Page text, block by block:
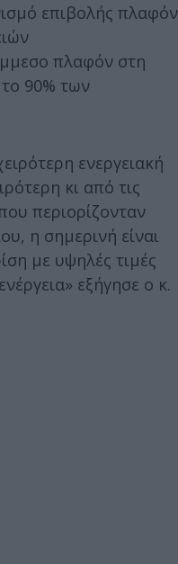
επιβολής πλαφόν
πλαφόν στη
90% των
ενεργειακή
κι από τις
περιορίζονταν
η σημερινή είναι
με υψηλές τιμές
εξήγησε ο κ.